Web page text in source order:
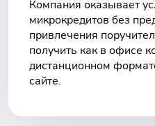
Компания оказывает
микрокредитов без
привлечения
получить как в офисе
дистанционном
сайте.